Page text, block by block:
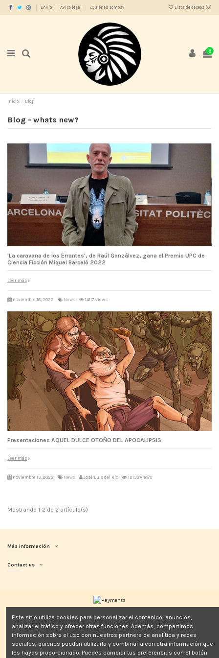
Envío Aviso legal ¿Quiénes somos? Lista de deseos (0)
0
Inicio Blog
Blog - whats new?
'La caravana de los Errantes', de Raúl Gonzálvez, gana el Premio UPC de
Ciencia Ficción Miquel Barceló 2022
Leer más
noviembre 18, 2022 News 14117 views
Presentaciones AQUEL DULCE OTOÑO DEL APOCALIPSIS
Leer más
noviembre 13, 2022 News José Luis del Río 12133 views
Mostrando 1-2 de 2 artículo(s)
Más información
Contact us
Este sitio utiliza cookies para personalizar el contenido, anuncios,
analizar el tráfico y ofrecer otras funciones. Además, compartimos
información sobre el uso con nuestros partners de analítica y redes
sociales, quienes pueden utilizarla y combinarla con otra información que
les hayas proporcionado. Puedes cambiar tus preferencias con el botón